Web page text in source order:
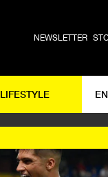
NEWSLETTER
LIFESTYLE